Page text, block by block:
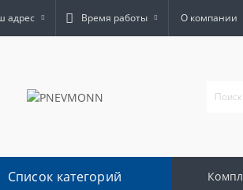
адрес Время работы О компании
Список категорий